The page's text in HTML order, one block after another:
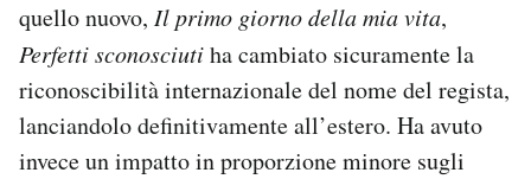
quello nuovo, Il primo giorno della mia vita,
Perfetti sconosciutiha cambiato sicuramente la
riconoscibilità internazionale del nome del regista,
lanciandolo definitivamente all’estero. Ha avuto
invece un impatto in proporzione minore sugli